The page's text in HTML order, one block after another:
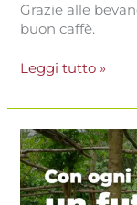
Grazie alle
buon caffè.
Leggi tutto »
Giornata
Mondiale
della
Terra